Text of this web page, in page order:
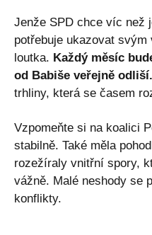
Jenže SPD chce víc než
potřebuje ukazovat
loutka. Každý měsíc
od Babiše veřejně odliší.
trhliny, která se časem
Vzpomeňte si na koalici
stabilně. Také měla
rozežíraly vnitřní spory,
vážně. Malé neshody se
konflikty.